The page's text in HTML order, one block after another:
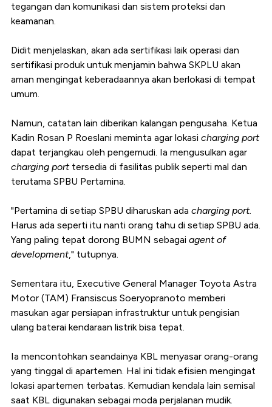
tegangan dan komunikasi dan sistem proteksi dan
keamanan.
Didit menjelaskan, akan ada sertifikasi laik operasi dan
sertifikasi produk untuk menjamin bahwa SKPLU akan
aman mengingat keberadaannya akan berlokasi di tempat
umum.
Namun, catatan lain diberikan kalangan pengusaha. Ketua
Kadin Rosan P Roeslani meminta agar lokasi charging port
dapat terjangkau oleh pengemudi. Ia mengusulkan agar
charging porttersedia di fasilitas publik seperti mal dan
terutama SPBU Pertamina.
"Pertamina di setiap SPBU diharuskan ada charging port.
Harus ada seperti itu nanti orang tahu di setiap SPBU ada.
Yang paling tepat dorong BUMN sebagai agent of
development," tutupnya.
Sementara itu, Executive General Manager Toyota Astra
Motor (TAM) Fransiscus Soeryopranoto memberi
masukan agar persiapan infrastruktur untuk pengisian
ulang baterai kendaraan listrik bisa tepat.
Ia mencontohkan seandainya KBL menyasar orang-orang
yang tinggal di apartemen. Hal ini tidak efisien mengingat
lokasi apartemen terbatas. Kemudian kendala lain semisal
saat KBL digunakan sebagai moda perjalanan mudik.